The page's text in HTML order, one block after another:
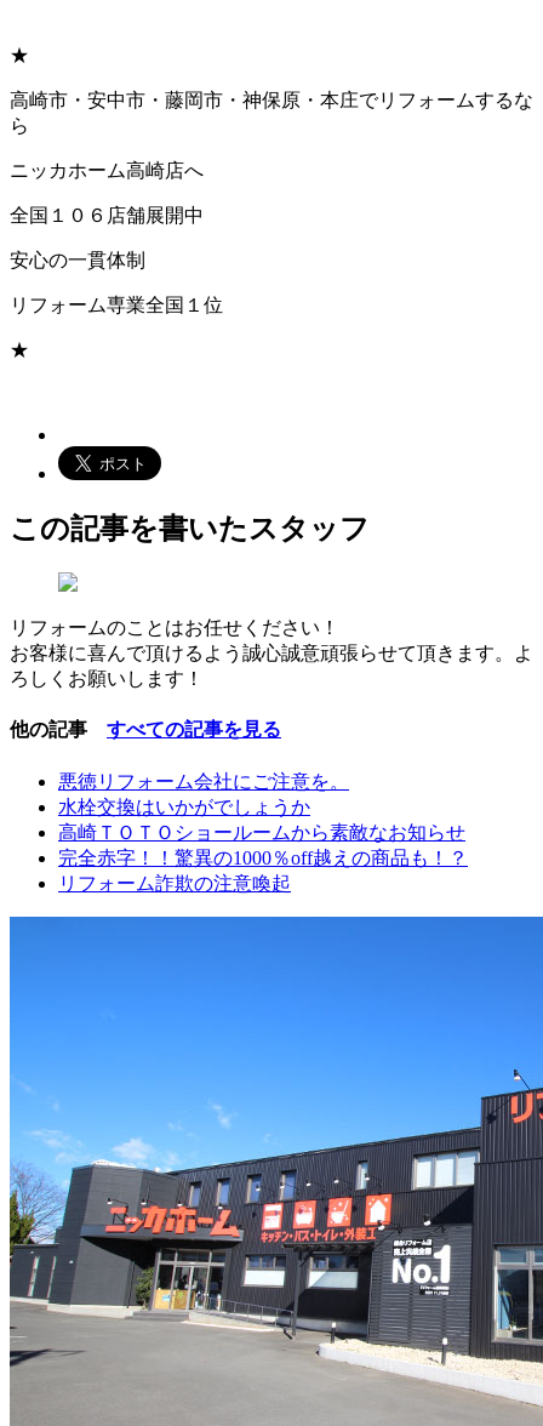
★
高崎市・安中市・藤岡市・神保原・本庄でリフォームするな
ら
ニッカホーム高崎店へ
全国１０６店舗展開中
安心の一貫体制
リフォーム専業全国１位
★
この記事を書いたスタッフ
リフォームのことはお任せください！
お客様に喜んで頂けるよう誠心誠意頑張らせて頂きます。よ
ろしくお願いします！
他の記事 すべての記事を見る
悪徳リフォーム会社にご注意を。
水栓交換はいかがでしょうか
高崎ＴＯＴＯショールームから素敵なお知らせ
完全赤字！！驚異の1000％off越えの商品も！？
リフォーム詐欺の注意喚起